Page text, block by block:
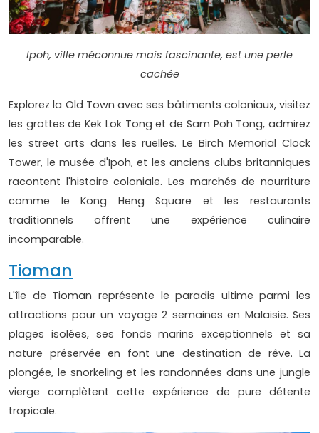
Ipoh, ville méconnue mais fascinante, est une perle
cachée
Explorez la Old Town avec ses bâtiments coloniaux, visitez
les grottes de Kek Lok Tong et de Sam Poh Tong, admirez
les street arts dans les ruelles. Le Birch Memorial Clock
Tower, le musée d'Ipoh, et les anciens clubs britanniques
racontent l'histoire coloniale. Les marchés de nourriture
comme le Kong Heng Square et les restaurants
traditionnels offrent une expérience culinaire
incomparable.
Tioman
L'île de Tioman représente le paradis ultime parmi les
attractions pour un voyage 2 semaines en Malaisie. Ses
plages isolées, ses fonds marins exceptionnels et sa
nature préservée en font une destination de rêve. La
plongée, le snorkeling et les randonnées dans une jungle
vierge complètent cette expérience de pure détente
tropicale.